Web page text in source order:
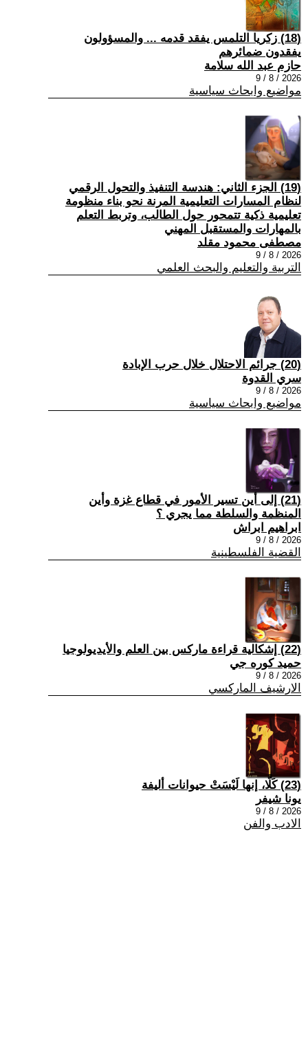
(18) زكريا التلمس يفقد قدمه ... والمسؤولون
يفقدون ضمائرهم
حازم عبد الله سلامة
2026 / 8 / 9
مواضيع وابحاث سياسية
(19) الجزء الثاني: هندسة التنفيذ والتحول الرقمي
لنظام المسارات التعليمية المرنة نحو بناء منظومة
تعليمية ذكية تتمحور حول الطالب، وتربط التعلم
بالمهارات والمستقبل المهني
مصطفى محمود مقلد
2026 / 8 / 9
التربية والتعليم والبحث العلمي
(20) جرائم الاحتلال خلال حرب الإبادة
سري القدوة
2026 / 8 / 9
مواضيع وابحاث سياسية
(21) إلى أين تسير الأمور في قطاع غزة وأين
المنظمة والسلطة مما يجري ؟
ابراهيم ابراش
2026 / 8 / 9
القضية الفلسطينية
(22) إشكالية قراءة ماركس بين العلم والأيديولوجيا
حميد كوره جي
2026 / 8 / 9
الارشيف الماركسي
(23) كَلَّا، إنها لَيْسَتْ حيوانات أليفة
يونا شيفر
2026 / 8 / 9
الادب والفن